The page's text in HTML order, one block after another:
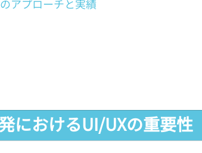
アプローチと実績
におけるUI/UXの重要性